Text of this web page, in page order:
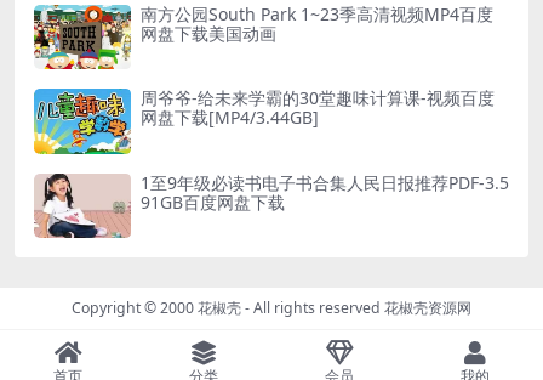
南方公园South Park 1~23季高清视频MP4百度
网盘下载美国动画
周爷爷-给未来学霸的30堂趣味计算课-视频百度
网盘下载[MP4/3.44GB]
1至9年级必读书电子书合集人民日报推荐PDF-3.5
91GB百度网盘下载
Copyright © 2000 花椒壳 - All rights reserved 花椒壳资源网
首页 分类 会员 我的